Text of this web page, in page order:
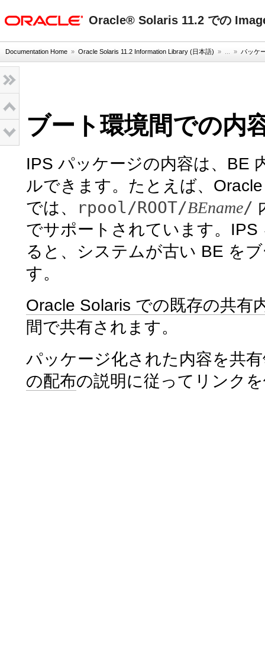
Oracle® Solaris 11.2 での
Documentation Home » Oracle Solaris 11.2 Information Library (日本語) » ... » パッケ
ブート環境間での内
IPS パッケージの内容は、BE
ルできます。たとえば、
では、
rpool/ROOT/BEname/
でサポートされています。
ると、システムが古い BE を
す。
Oracle Solaris での既存の共有
間で共有されます。
パッケージ化された内容を共
の配布の説明に従ってリンク